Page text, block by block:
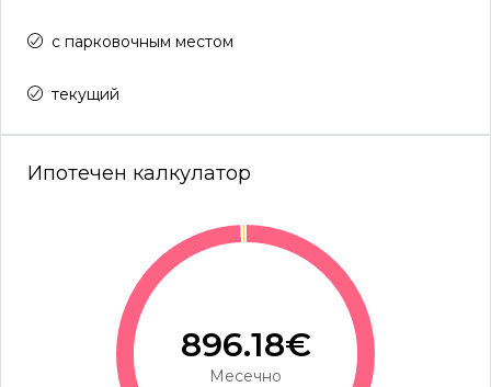
с парковочным местом
текущий
Ипотечен калкулатор
896.18€
Месечно